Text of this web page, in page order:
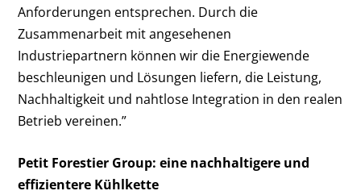
Anforderungen entsprechen. Durch die
Zusammenarbeit mit angesehenen
Industriepartnern können wir die Energiewende
beschleunigen und Lösungen liefern, die Leistung,
Nachhaltigkeit und nahtlose Integration in den realen
Betrieb vereinen.”
Petit Forestier Group: eine nachhaltigere und
effizientere Kühlkette